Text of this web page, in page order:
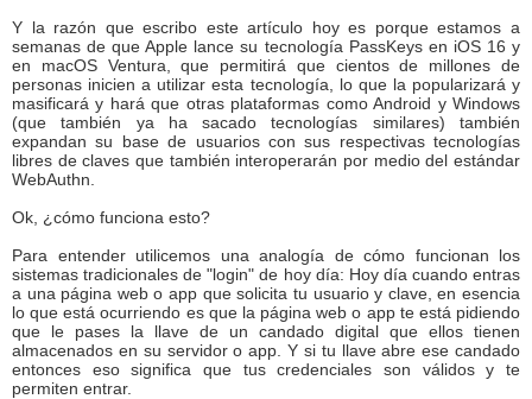
Y la razón que escribo este artículo hoy es porque estamos a
semanas de que Apple lance su tecnología PassKeys en iOS 16 y
en macOS Ventura, que permitirá que cientos de millones de
personas inicien a utilizar esta tecnología, lo que la popularizará y
masificará y hará que otras plataformas como Android y Windows
(que también ya ha sacado tecnologías similares) también
expandan su base de usuarios con sus respectivas tecnologías
libres de claves que también interoperarán por medio del estándar
WebAuthn.
Ok, ¿cómo funciona esto?
Para entender utilicemos una analogía de cómo funcionan los
sistemas tradicionales de "login" de hoy día: Hoy día cuando entras
a una página web o app que solicita tu usuario y clave, en esencia
lo que está ocurriendo es que la página web o app te está pidiendo
que le pases la llave de un candado digital que ellos tienen
almacenados en su servidor o app. Y si tu llave abre ese candado
entonces eso significa que tus credenciales son válidos y te
permiten entrar.